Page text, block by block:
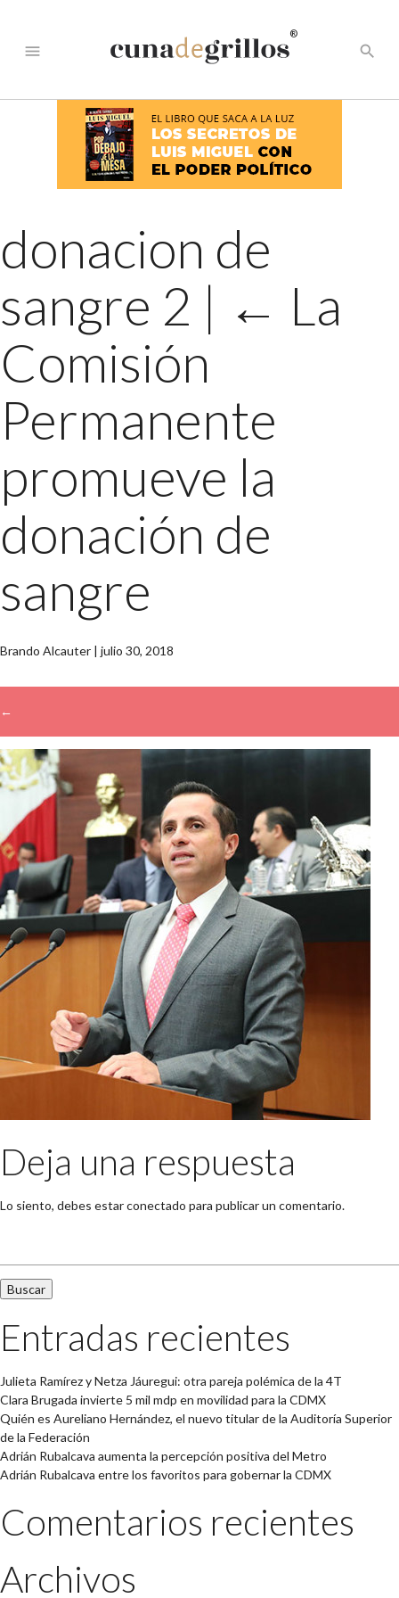
menu
®
search
donacion de
sangre 2 | ← La
Comisión
Permanente
promueve la
donación de
sangre
Brando Alcauter | julio 30, 2018
←
→
Deja una respuesta
Lo siento, debes estarconectado para publicar un comentario.
Entradas recientes
Julieta Ramírez y Netza Jáuregui: otra pareja polémica de la 4T
Clara Brugada invierte 5 mil mdp en movilidad para la CDMX
Quién es Aureliano Hernández, el nuevo titular de la Auditoría Superior
de la Federación
Adrián Rubalcava aumenta la percepción positiva del Metro
Adrián Rubalcava entre los favoritos para gobernar la CDMX
Comentarios recientes
Archivos